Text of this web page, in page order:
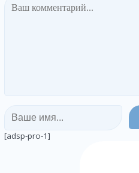
[adsp-pro-1]